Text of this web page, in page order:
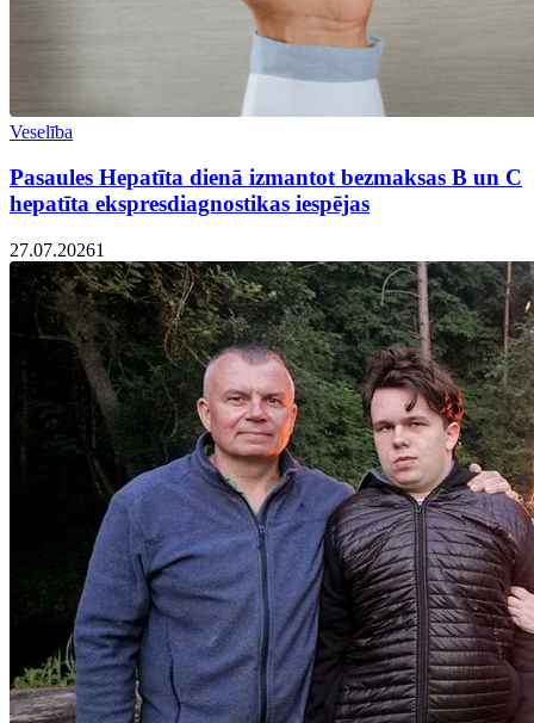
Veselība
Pasaules Hepatīta dienā izmantot bezmaksas B un C
hepatīta ekspresdiagnostikas iespējas
27.07.20261